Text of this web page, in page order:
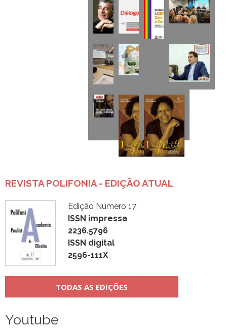
REVISTA POLIFONIA - EDIÇÃO ATUAL
Edição Número 17
ISSN impressa
2236.5796
ISSN digital
2596-111X
TODAS AS EDIÇÕES
Youtube